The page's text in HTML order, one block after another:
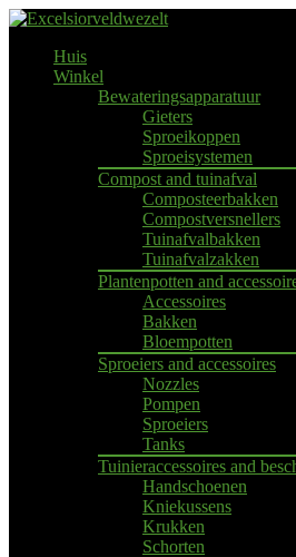
Huis
Winkel
Bewateringsapparatuur
Gieters
Sproeikoppen
Sproeisystemen
Compost and tuinafval
Composteerbakken
Compostversnellers
Tuinafvalbakken
Tuinafvalzakken
Plantenpotten and
Accessoires
Bakken
Bloempotten
Sproeiers and accessoires
Nozzles
Pompen
Sproeiers
Tanks
Tuinieraccessoires and
Handschoenen
Kniekussens
Krukken
Schorten